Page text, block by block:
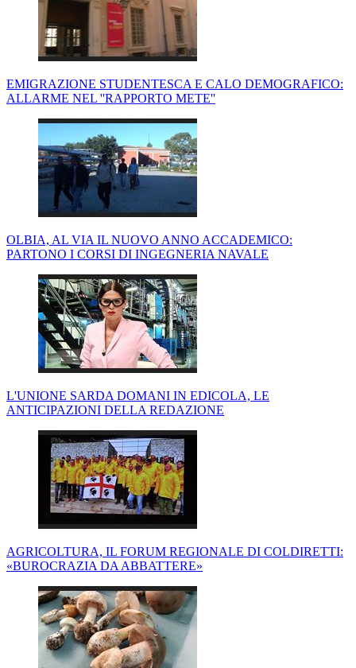
EMIGRAZIONE STUDENTESCA E CALO DEMOGRAFICO:
ALLARME NEL ''RAPPORTO METE''
OLBIA, AL VIA IL NUOVO ANNO ACCADEMICO:
PARTONO I CORSI DI INGEGNERIA NAVALE
L'UNIONE SARDA DOMANI IN EDICOLA, LE
ANTICIPAZIONI DELLA REDAZIONE
AGRICOLTURA, IL FORUM REGIONALE DI COLDIRETTI:
«BUROCRAZIA DA ABBATTERE»